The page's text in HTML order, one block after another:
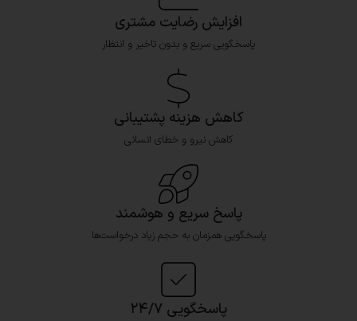
افزایش رضایت مشتری
پاسخگویی سریع و بدون تاخیر و انتظار
کاهش هزینه پشتیبانی
کاهش نیرو و خطای انسانی
پاسخ سریع و هوشمند
پاسخگویی همزمان به حجم زیاد درخواست‌ها
پاسخگویی ۲۴/۷